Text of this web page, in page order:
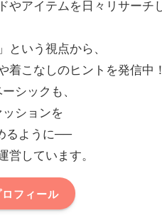
アイテムを日々リサーチ
という視点から、
こなしのヒントを発信中！
シックも、
ションを
るように──
営しています。
フィール